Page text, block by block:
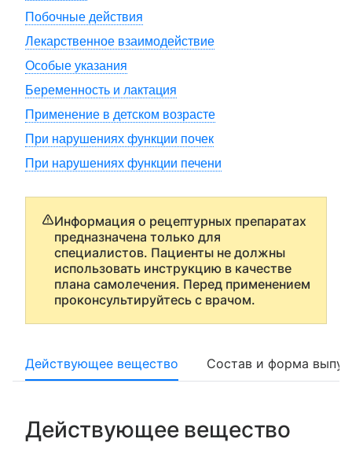
Побочные действия
Лекарственное взаимодействие
Особые указания
Беременность и лактация
Применение в детском возрасте
При нарушениях функции почек
При нарушениях функции печени
Информация о рецептурных препаратах
предназначена только для
специалистов. Пациенты не должны
использовать инструкцию в качестве
плана самолечения. Перед применением
проконсультируйтесь с врачом.
Действующее вещество Состав и форма
Действующее вещество